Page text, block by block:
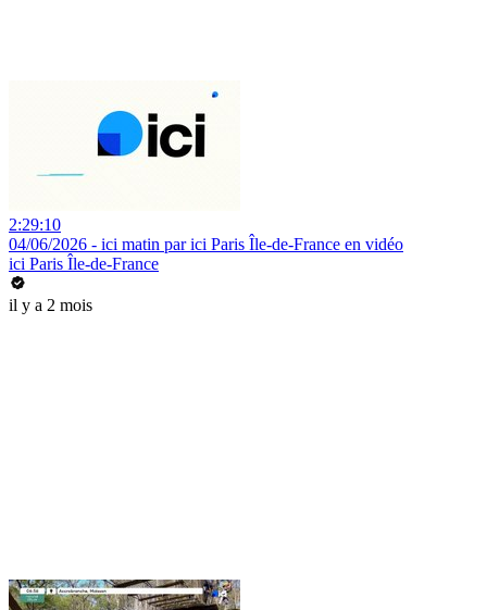
2:29:10
04/06/2026 - ici matin par ici Paris Île-de-France en vidéo
ici Paris Île-de-France
il y a 2 mois